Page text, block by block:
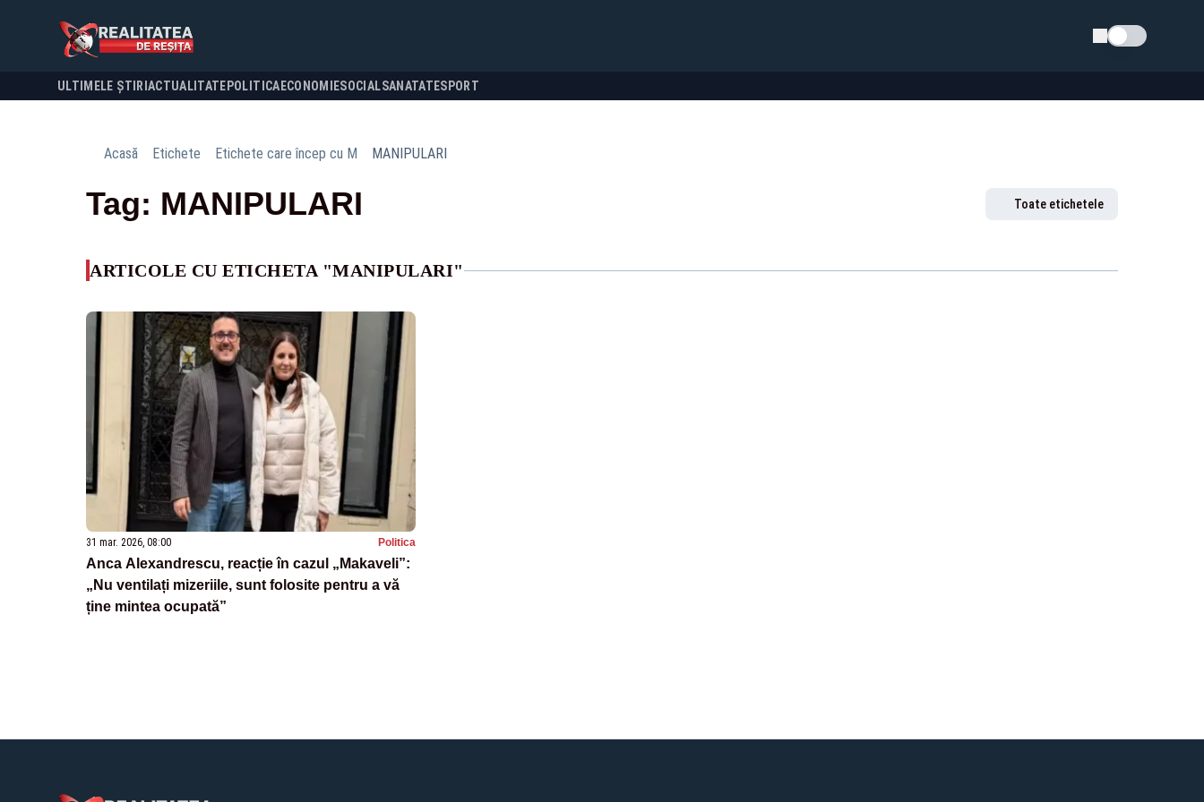
Schimba tema
ULTIMELE ȘTIRI ACTUALITATE POLITICA ECONOMIESOCIALSANATATESPORT
Acasă Etichete Etichete care încep cu M MANIPULARI
Tag: MANIPULARI Toate etichetele
ARTICOLE CU ETICHETA "MANIPULARI"
31 mar. 2026, 08:00 Politica
Anca Alexandrescu, reacție în cazul „Makaveli”:
„Nu ventilați mizeriile, sunt folosite pentru a vă
ține mintea ocupată”